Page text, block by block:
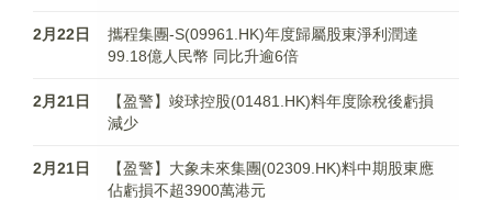
2月22日
攜程集團-S(09961.HK)年度歸屬股東淨利潤達
99.18億人民幣 同比升逾6倍
2月21日
【盈警】竣球控股(01481.HK)料年度除稅後虧損
減少
2月21日
【盈警】大象未來集團(02309.HK)料中期股東應
佔虧損不超3900萬港元